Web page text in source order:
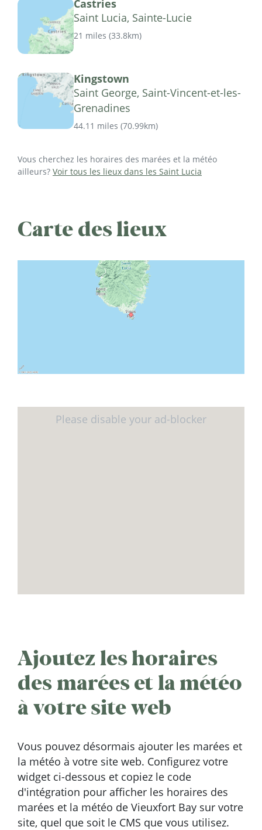
Castries
Saint Lucia, Sainte-Lucie
21 miles (33.8km)
Kingstown
Saint George, Saint-Vincent-et-les-
Grenadines
44.11 miles (70.99km)
Vous cherchez les horaires des marées et la météo
ailleurs? Voir tous les lieux dans les Saint Lucia
Carte des lieux
Ajoutez les horaires
des marées et la météo
à votre site web
Vous pouvez désormais ajouter les marées et
la météo à votre site web. Configurez votre
widget ci-dessous et copiez le code
d'intégration pour afficher les horaires des
marées et la météo de Vieuxfort Bay sur votre
site, quel que soit le CMS que vous utilisez.